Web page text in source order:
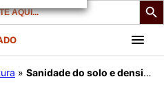
» Sanidade do solo e densidade de nutrientes: comparação preliminar da agricultura regenerativa e convencional